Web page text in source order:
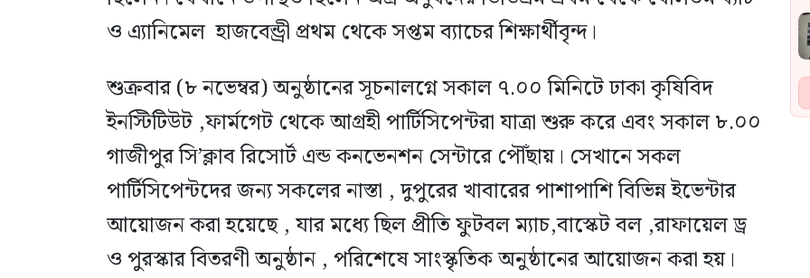
ও এ্যানিমেল হাজবেন্ড্রী প্রথম থেকে সপ্তম ব্যাচের শিক্ষার্থীবৃন্দ।
শুক্রবার (৮ নভেম্বর) অনুষ্ঠানের সূচনালগ্নে সকাল ৭.০০ মিনিটে ঢাকা কৃষিবিদ
ইনস্টিটিউট ,ফার্মগেট থেকে আগ্রহী পার্টিসিপেন্টরা যাত্রা শুরু করে এবং সকাল ৮.০০
গাজীপুর সি’ক্লাব রিসোর্ট এন্ড কনভেনশন সেন্টারে পৌঁছায়। সেখানে সকল
পার্টিসিপেন্টদের জন্য সকলের নাস্তা , দুপুরের খাবারের পাশাপাশি বিভিন্ন ইভেন্টার
আয়োজন করা হয়েছে , যার মধ্যে ছিল প্রীতি ফুটবল ম্যাচ,বাস্কেট বল ,রাফায়েল ড্র
ও পুরস্কার বিতরণী অনুষ্ঠান , পরিশেষে সাংস্কৃতিক অনুষ্ঠানের আয়োজন করা হয়।